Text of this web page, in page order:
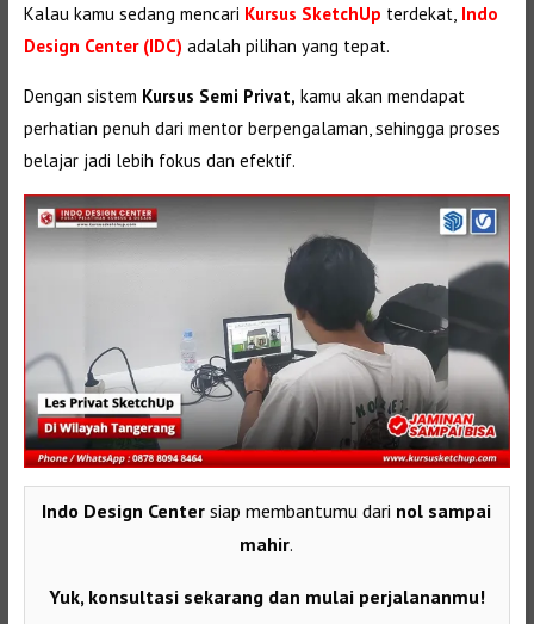
Kalau kamu sedang mencari Kursus SketchUp terdekat, Indo
Design Center (IDC) adalah pilihan yang tepat.
Dengan sistem Kursus Semi Privat, kamu akan mendapat
perhatian penuh dari mentor berpengalaman, sehingga proses
belajar jadi lebih fokus dan efektif.
Indo Design Center siap membantumu dari nol sampai
mahir.
Yuk, konsultasi sekarang dan mulai perjalananmu!